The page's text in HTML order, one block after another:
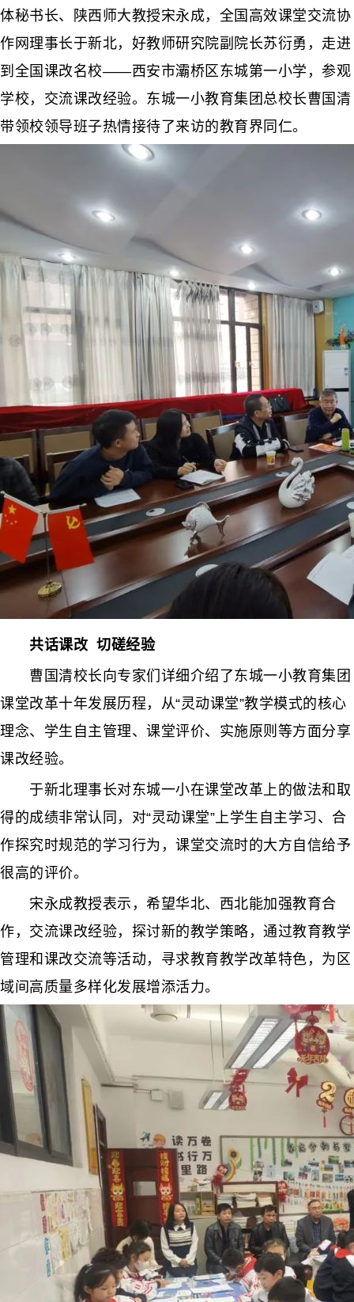
体秘书长、陕西师大教授宋永成，全国高效课堂交流协
作网理事长于新北，好教师研究院副院长苏衍勇，走进
到全国课改名校——西安市灞桥区东城第一小学，参观
学校，交流课改经验。东城一小教育集团总校长曹国清
带领校领导班子热情接待了来访的教育界同仁。
共话课改 切磋经验
曹国清校长向专家们详细介绍了东城一小教育集团
课堂改革十年发展历程，从“灵动课堂”教学模式的核心
理念、学生自主管理、课堂评价、实施原则等方面分享
课改经验。
于新北理事长对东城一小在课堂改革上的做法和取
得的成绩非常认同，对“灵动课堂”上学生自主学习、合
作探究时规范的学习行为，课堂交流时的大方自信给予
很高的评价。
宋永成教授表示，希望华北、西北能加强教育合
作，交流课改经验，探讨新的教学策略，通过教育教学
管理和课改交流等活动，寻求教育教学改革特色，为区
域间高质量多样化发展增添活力。